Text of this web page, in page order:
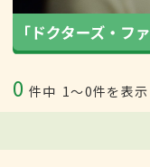
0 件中 1〜0件を表示